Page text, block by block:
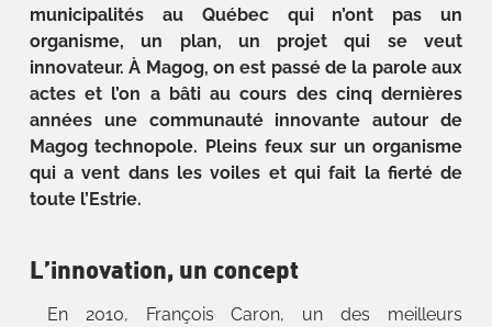
municipalités au Québec qui n’ont pas un
organisme, un plan, un projet qui se veut
innovateur. À Magog, on est passé de la parole aux
actes et l’on a bâti au cours des cinq dernières
années une communauté innovante autour de
Magog technopole. Pleins feux sur un organisme
qui a vent dans les voiles et qui fait la fierté de
toute l’Estrie.
L’innovation, un concept
En 2010, François Caron, un des meilleurs